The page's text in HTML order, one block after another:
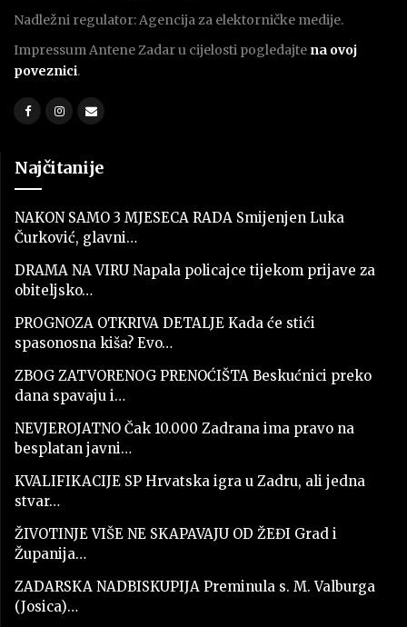
Nadležni regulator: Agencija za elektorničke medije.
Impressum Antene Zadar u cijelosti pogledajte na ovoj
poveznici.
Najčitanije
NAKON SAMO 3 MJESECA RADA Smijenjen Luka
Čurković, glavni…
DRAMA NA VIRU Napala policajce tijekom prijave za
obiteljsko…
PROGNOZA OTKRIVA DETALJE Kada će stići
spasonosna kiša? Evo…
ZBOG ZATVORENOG PRENOĆIŠTA Beskućnici preko
dana spavaju i…
NEVJEROJATNO Čak 10.000 Zadrana ima pravo na
besplatan javni…
KVALIFIKACIJE SP Hrvatska igra u Zadru, ali jedna
stvar…
ŽIVOTINJE VIŠE NE SKAPAVAJU OD ŽEĐI Grad i
Županija…
ZADARSKA NADBISKUPIJA Preminula s. M. Valburga
(Josica)…